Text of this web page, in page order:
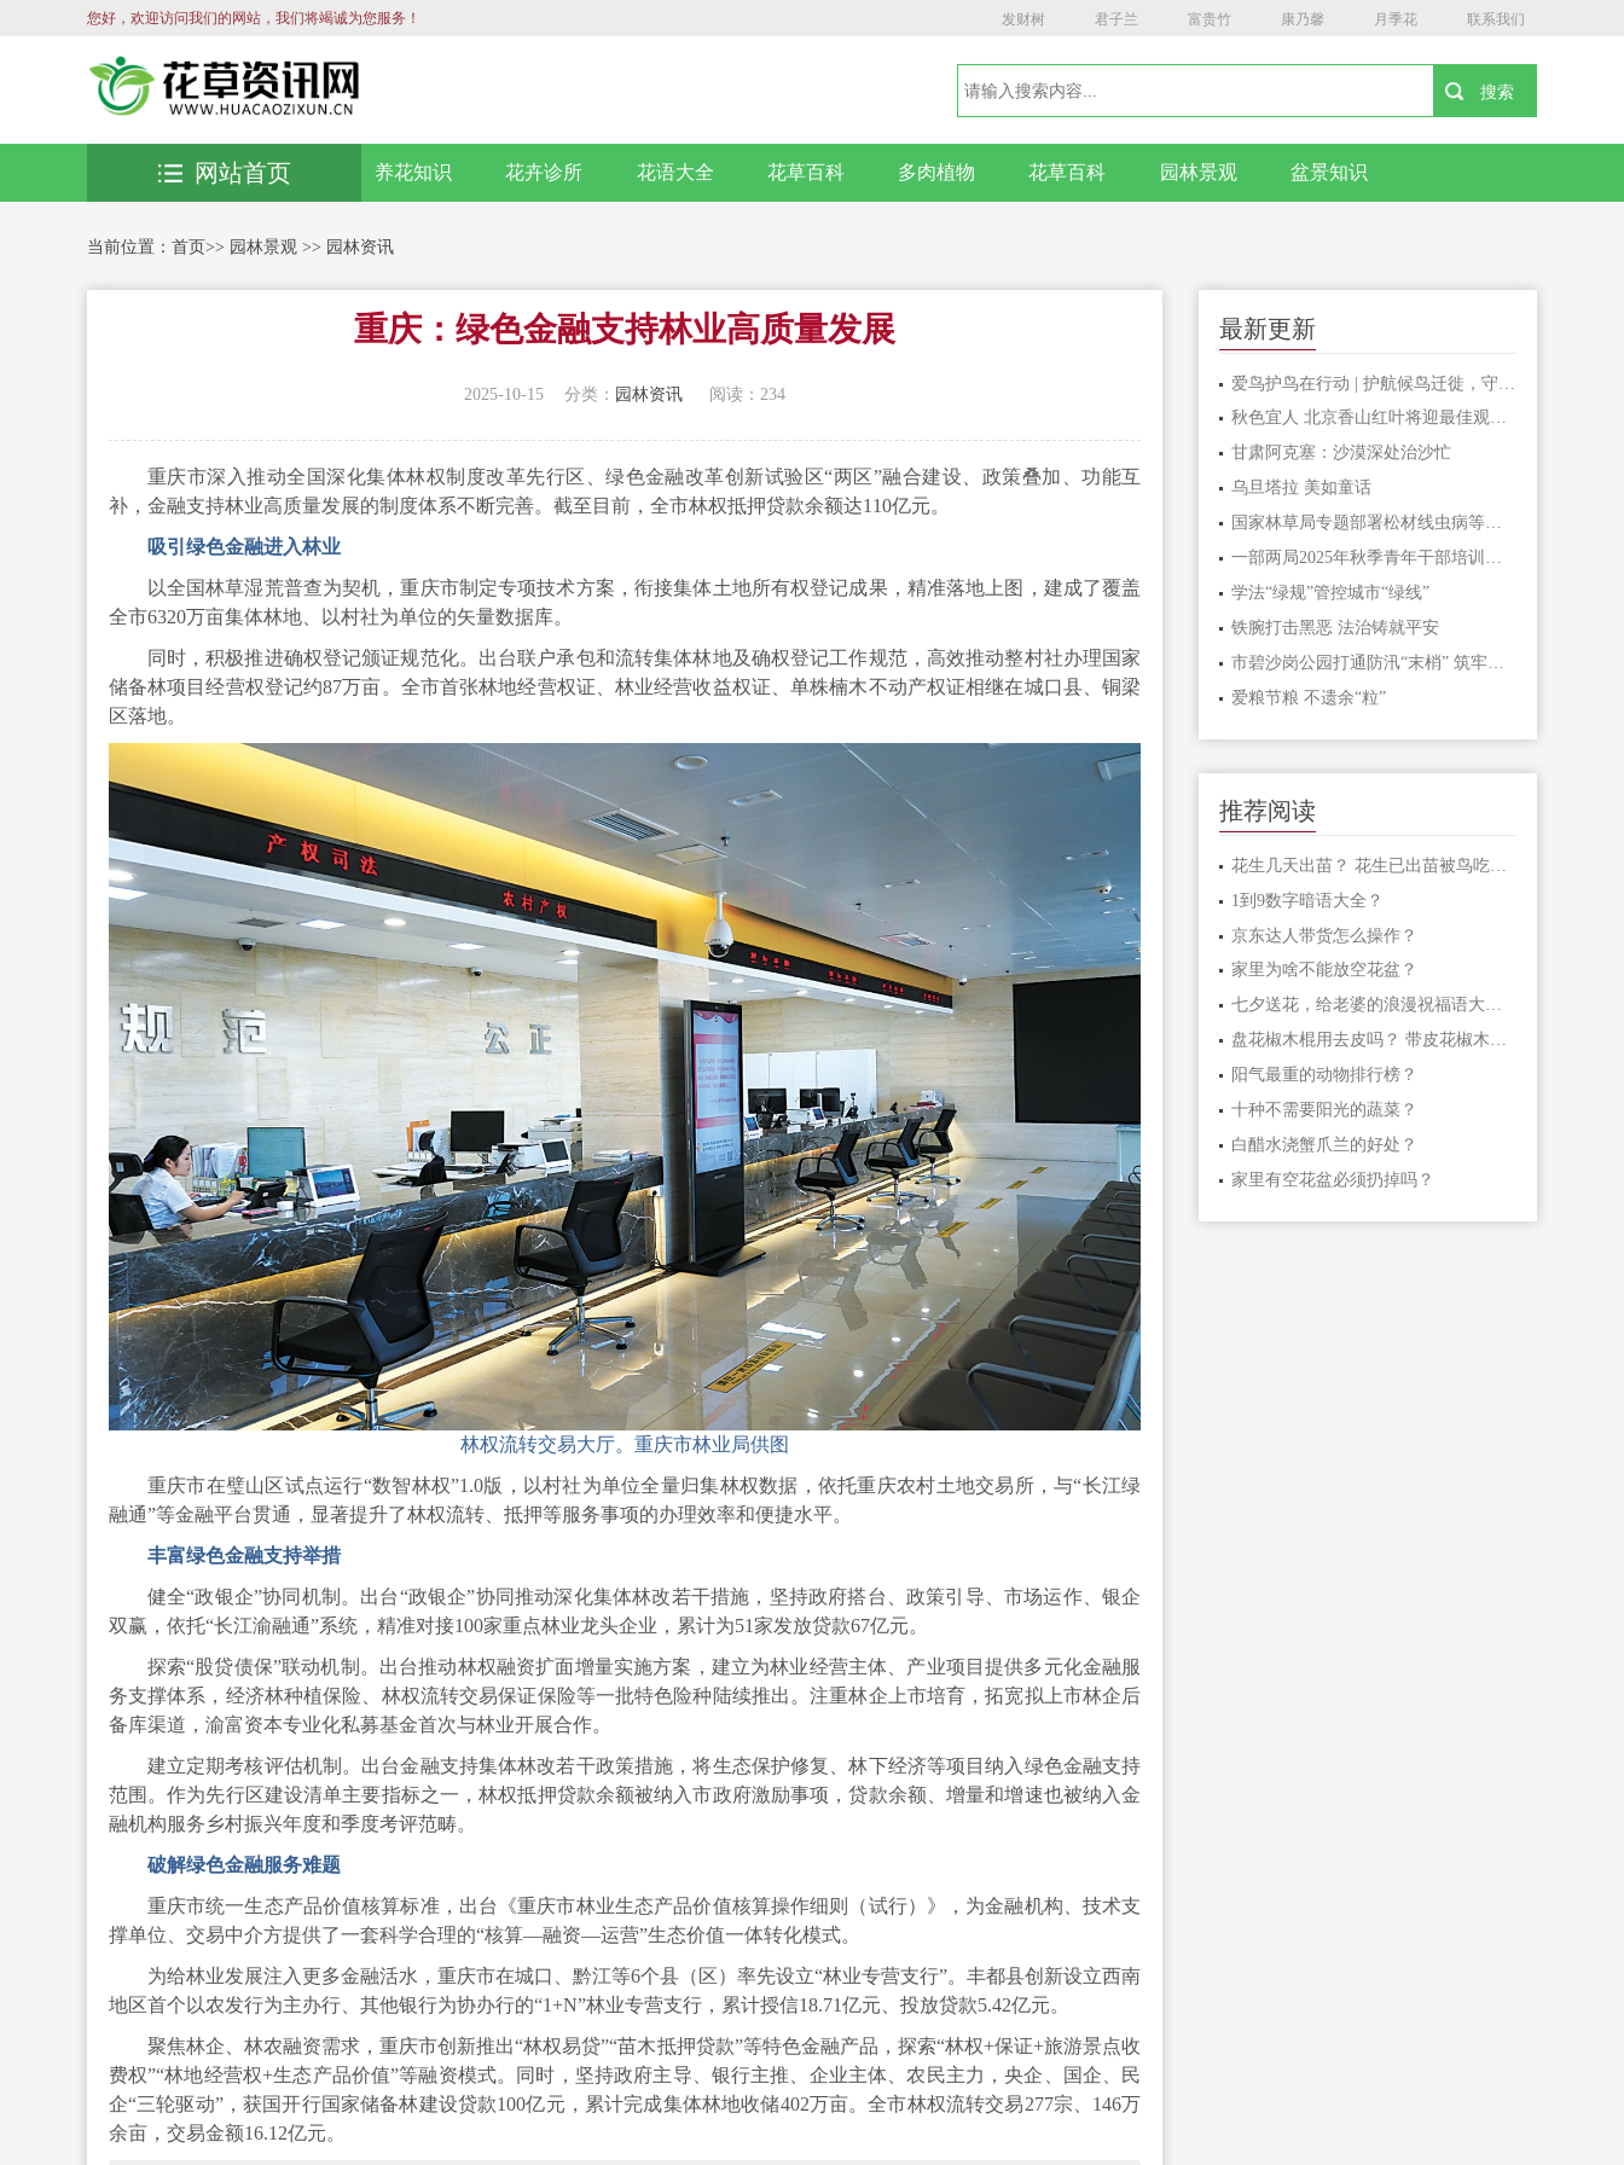
您好，欢迎访问我们的网站，我们将竭诚为您服务！ 发财树 君子兰 富贵竹 康乃馨 月季花 联系我们
养花知识 花卉诊所 花语大全 花草百科 多肉植物 花草百科 园林景观 盆景知识
网站首页
当前位置： 首页>> 园林景观 >> 园林资讯
重庆：绿色金融支持林业高质量发展
2025-10-15 分类： 园林资讯 阅读：234
重庆市深入推动全国深化集体林权制度改革先行区、绿色金融改革创新试验区“两区”融合建设、政策叠加、功能互
补，金融支持林业高质量发展的制度体系不断完善。截至目前，全市林权抵押贷款余额达110亿元。
吸引绿色金融进入林业
以全国林草湿荒普查为契机，重庆市制定专项技术方案，衔接集体土地所有权登记成果，精准落地上图，建成了覆盖
全市6320万亩集体林地、以村社为单位的矢量数据库。
同时，积极推进确权登记颁证规范化。出台联户承包和流转集体林地及确权登记工作规范，高效推动整村社办理国家
储备林项目经营权登记约87万亩。全市首张林地经营权证、林业经营收益权证、单株楠木不动产权证相继在城口县、铜梁
区落地。
林权流转交易大厅。重庆市林业局供图
重庆市在璧山区试点运行“数智林权”1.0版，以村社为单位全量归集林权数据，依托重庆农村土地交易所，与“长江绿
融通”等金融平台贯通，显著提升了林权流转、抵押等服务事项的办理效率和便捷水平。
丰富绿色金融支持举措
健全“政银企”协同机制。出台“政银企”协同推动深化集体林改若干措施，坚持政府搭台、政策引导、市场运作、银企
双赢，依托“长江渝融通”系统，精准对接100家重点林业龙头企业，累计为51家发放贷款67亿元。
探索“股贷债保”联动机制。出台推动林权融资扩面增量实施方案，建立为林业经营主体、产业项目提供多元化金融服
务支撑体系，经济林种植保险、林权流转交易保证保险等一批特色险种陆续推出。注重林企上市培育，拓宽拟上市林企后
备库渠道，渝富资本专业化私募基金首次与林业开展合作。
建立定期考核评估机制。出台金融支持集体林改若干政策措施，将生态保护修复、林下经济等项目纳入绿色金融支持
范围。作为先行区建设清单主要指标之一，林权抵押贷款余额被纳入市政府激励事项，贷款余额、增量和增速也被纳入金
融机构服务乡村振兴年度和季度考评范畴。
破解绿色金融服务难题
重庆市统一生态产品价值核算标准，出台《重庆市林业生态产品价值核算操作细则（试行）》，为金融机构、技术支
撑单位、交易中介方提供了一套科学合理的“核算—融资—运营”生态价值一体转化模式。
为给林业发展注入更多金融活水，重庆市在城口、黔江等6个县（区）率先设立“林业专营支行”。丰都县创新设立西南
地区首个以农发行为主办行、其他银行为协办行的“1+N”林业专营支行，累计授信18.71亿元、投放贷款5.42亿元。
聚焦林企、林农融资需求，重庆市创新推出“林权易贷”“苗木抵押贷款”等特色金融产品，探索“林权+保证+旅游景点收
费权”“林地经营权+生态产品价值”等融资模式。同时，坚持政府主导、银行主推、企业主体、农民主力，央企、国企、民
企“三轮驱动”，获国开行国家储备林建设贷款100亿元，累计完成集体林地收储402万亩。全市林权流转交易277宗、146万
余亩，交易金额16.12亿元。
最新更新
秋色宜人 北京香山红叶将迎最佳观赏期
甘肃阿克塞：沙漠深处治沙忙
乌旦塔拉 美如童话
国家林草局专题部署松材线虫病等疫情防控工作
一部两局2025年秋季青年干部培训班和处级干部进修班开班
学法“绿规”管控城市“绿线”
铁腕打击黑恶 法治铸就平安
市碧沙岗公园打通防汛“末梢” 筑牢生态安全屏障
爱粮节粮 不遗余“粒”
推荐阅读
花生几天出苗？ 花生已出苗被鸟吃怎么办？
1到9数字暗语大全？
京东达人带货怎么操作？
家里为啥不能放空花盆？
七夕送花，给老婆的浪漫祝福语大汇总
盘花椒木棍用去皮吗？ 带皮花椒木棍怎样盘玩？
阳气最重的动物排行榜？
十种不需要阳光的蔬菜？
白醋水浇蟹爪兰的好处？
家里有空花盆必须扔掉吗？